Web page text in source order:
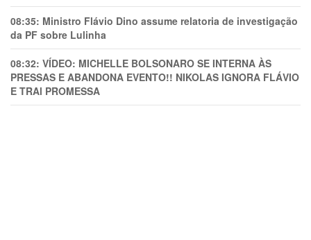
08:35: Ministro Flávio Dino assume relatoria de investigação
da PF sobre Lulinha
08:32: VÍDEO: MICHELLE BOLSONARO SE INTERNA ÀS
PRESSAS E ABANDONA EVENTO!! NIKOLAS IGNORA FLÁVIO
E TRAl PROMESSA